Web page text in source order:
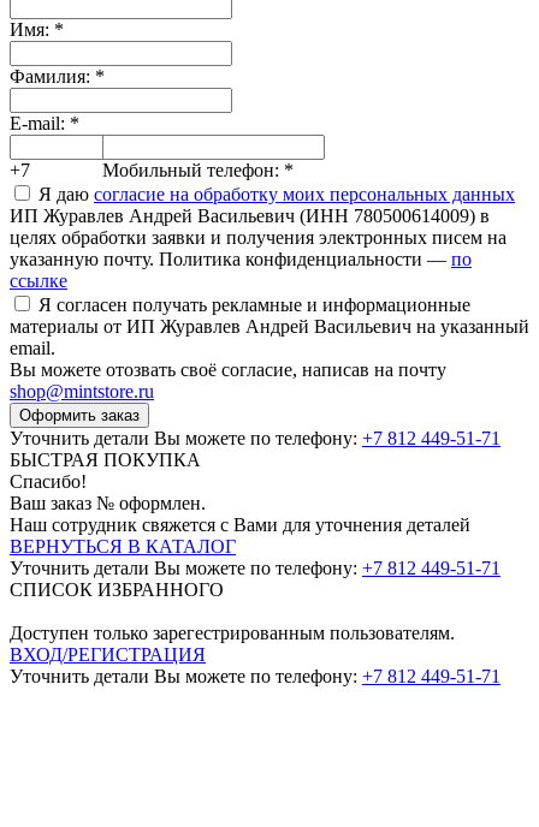
Имя: *
Фамилия: *
E-mail: *
+7 Мобильный телефон: *
Я даю согласие на обработку моих персональных данных
ИП Журавлев Андрей Васильевич (ИНН 780500614009) в
целях обработки заявки и получения электронных писем на
указанную почту. Политика конфиденциальности — по
ссылке
Я согласен получать рекламные и информационные
материалы от ИП Журавлев Андрей Васильевич на указанный
email.
Вы можете отозвать своё согласие, написав на почту
shop@mintstore.ru
Оформить заказ
Уточнить детали Вы можете по телефону: +7 812 449-51-71
БЫСТРАЯ ПОКУПКА
Спасибо!
Ваш заказ № оформлен.
Наш сотрудник свяжется с Вами для уточнения деталей
ВЕРНУТЬСЯ В КАТАЛОГ
Уточнить детали Вы можете по телефону: +7 812 449-51-71
СПИСОК ИЗБРАННОГО
Доступен только зарегестрированным пользователям.
ВХОД/РЕГИСТРАЦИЯ
Уточнить детали Вы можете по телефону: +7 812 449-51-71